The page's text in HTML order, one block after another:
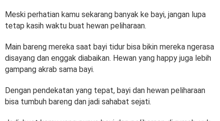
Meski perhatian kamu sekarang banyak ke bayi, jangan lupa
tetap kasih waktu buat hewan peliharaan.
Main bareng mereka saat bayi tidur bisa bikin mereka ngerasa
disayang dan enggak diabaikan. Hewan yang happy juga lebih
gampang akrab sama bayi.
Dengan pendekatan yang tepat, bayi dan hewan peliharaan
bisa tumbuh bareng dan jadi sahabat sejati.